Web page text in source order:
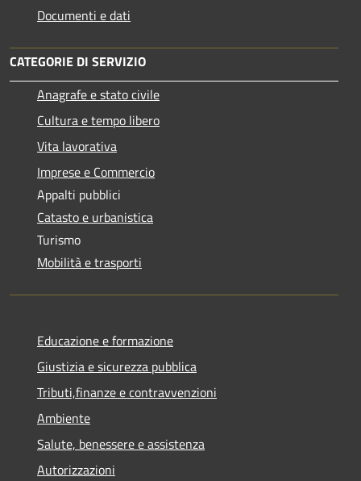
Documenti e dati
CATEGORIE DI SERVIZIO
Anagrafe e stato civile
Cultura e tempo libero
Vita lavorativa
Imprese e Commercio
Appalti pubblici
Catasto e urbanistica
Turismo
Mobilità e trasporti
Educazione e formazione
Giustizia e sicurezza pubblica
Tributi,finanze e contravvenzioni
Ambiente
Salute, benessere e assistenza
Autorizzazioni